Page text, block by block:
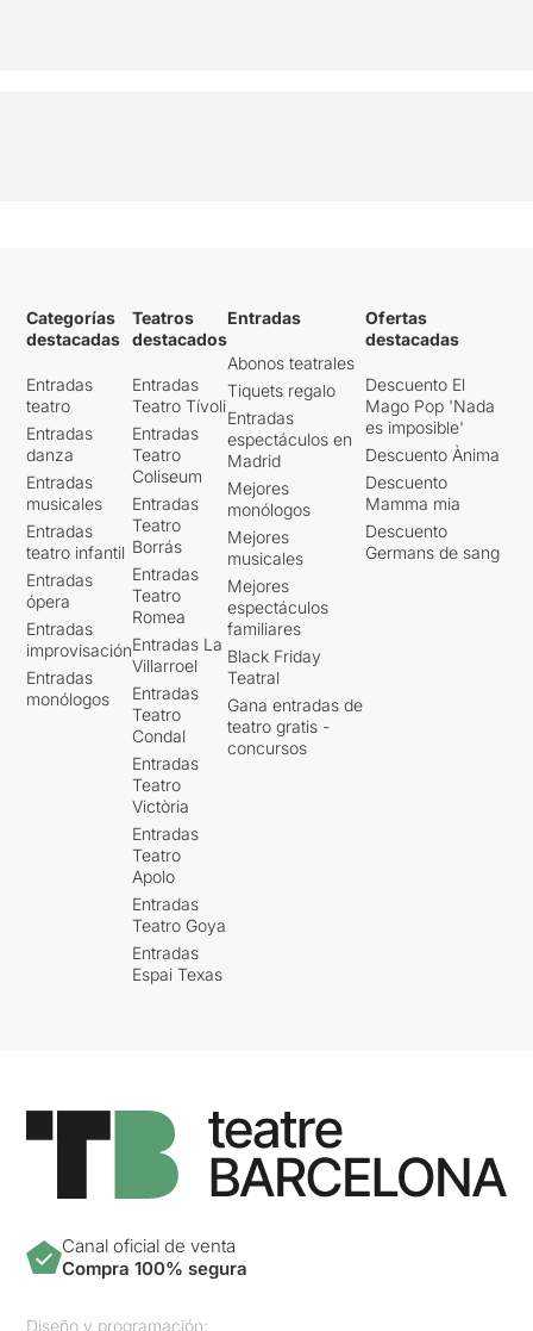
Categorías
destacadas
Entradas
teatro
Entradas
danza
Entradas
musicales
Entradas
teatro infantil
Entradas
ópera
Entradas
improvisación
Entradas
monólogos
Teatros
destacados
Entradas
Teatro Tívoli
Entradas
Teatro
Coliseum
Entradas
Teatro
Borrás
Entradas
Teatro
Romea
Entradas La
Villarroel
Entradas
Teatro
Condal
Entradas
Teatro
Victòria
Entradas
Teatro
Apolo
Entradas
Teatro Goya
Entradas
Espai Texas
Entradas
Abonos teatrales
Tiquets regalo
Entradas
espectáculos en
Madrid
Mejores
monólogos
Mejores
musicales
Mejores
espectáculos
familiares
Black Friday
Teatral
Gana entradas de
teatro gratis -
concursos
Ofertas
destacadas
Descuento El
Mago Pop 'Nada
es imposible'
Descuento Ànima
Descuento
Mamma mia
Descuento
Germans de sang
Canal oficial de venta
Compra 100% segura
Diseño y programación: